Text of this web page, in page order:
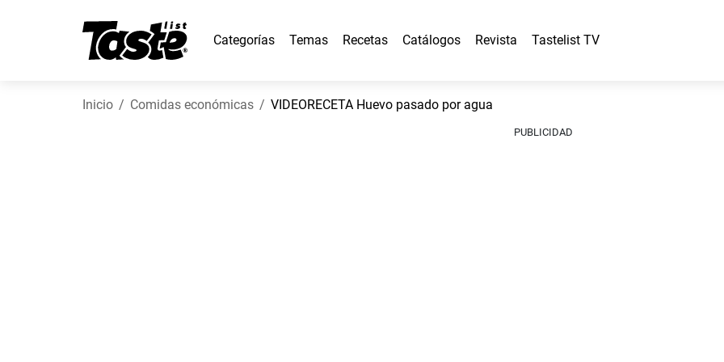
Categorías Temas Recetas Catálogos Revista Tastelist TV
Inicio Comidas económicas VIDEORECETA Huevo pasado por agua
PUBLICIDAD